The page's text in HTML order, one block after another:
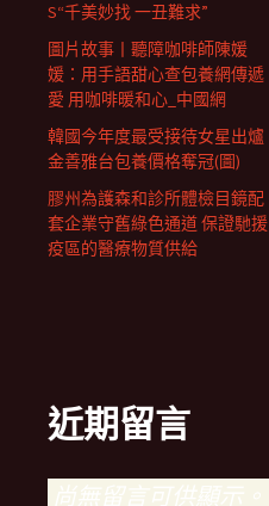
S“千美妙找 一丑難求”
圖片故事丨聽障咖啡師陳媛
媛：用手語甜心查包養網傳遞
愛 用咖啡暖和心_中國網
韓國今年度最受接待女星出爐
金善雅台包養價格奪冠(圖)
膠州為護森和診所體檢目鏡配
套企業守舊綠色通道 保證馳援
疫區的醫療物質供給
近期留言
尚無留言可供顯示。